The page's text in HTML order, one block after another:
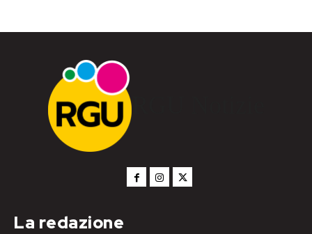
RGU Notizie
La redazione